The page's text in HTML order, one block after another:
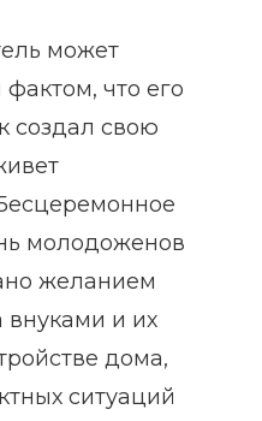
может
фактом, что его
создал свою
молодоженов
желанием
внуками и их
дома,
ситуаций